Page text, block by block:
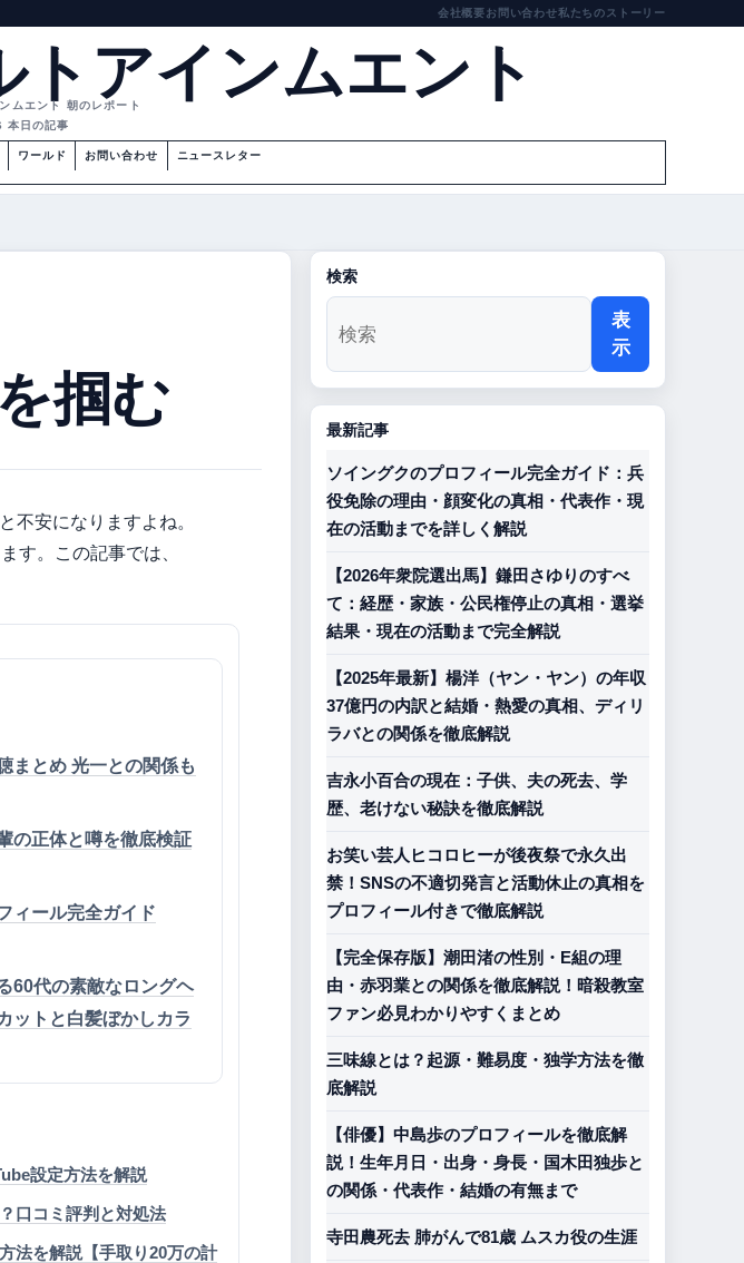
会社概要お問い合わせ私たちのストーリー
アインムエント
ムエント 朝のレポート
本日の記事
ワールド お問い合わせ ニュースレター
掴む
安になりますよね。
す。この記事では、
まとめ 光一との関係も
の正体と噂を徹底検証
ィール完全ガイド
60代の素敵なロングヘ
ットと白髪ぼかしカラ
設定方法を解説
口コミ評判と対処法
法を解説【手取り20万の計
検索
表
示
最新記事
ソイングクのプロフィール完全ガイド：兵
役免除の理由・顔変化の真相・代表作・現
在の活動までを詳しく解説
【2026年衆院選出馬】鎌田さゆりのすべ
て：経歴・家族・公民権停止の真相・選挙
結果・現在の活動まで完全解説
【2025年最新】楊洋（ヤン・ヤン）の年収
37億円の内訳と結婚・熱愛の真相、ディリ
ラバとの関係を徹底解説
吉永小百合の現在：子供、夫の死去、学
歴、老けない秘訣を徹底解説
お笑い芸人ヒコロヒーが後夜祭で永久出
禁！SNSの不適切発言と活動休止の真相を
プロフィール付きで徹底解説
【完全保存版】潮田渚の性別・E組の理
由・赤羽業との関係を徹底解説！暗殺教室
ファン必見わかりやすくまとめ
三味線とは？起源・難易度・独学方法を徹
底解説
【俳優】中島歩のプロフィールを徹底解
説！生年月日・出身・身長・国木田独歩と
の関係・代表作・結婚の有無まで
寺田農死去 肺がんで81歳 ムスカ役の生涯